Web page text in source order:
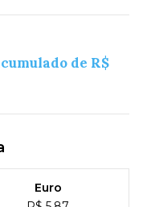
de R$
Euro